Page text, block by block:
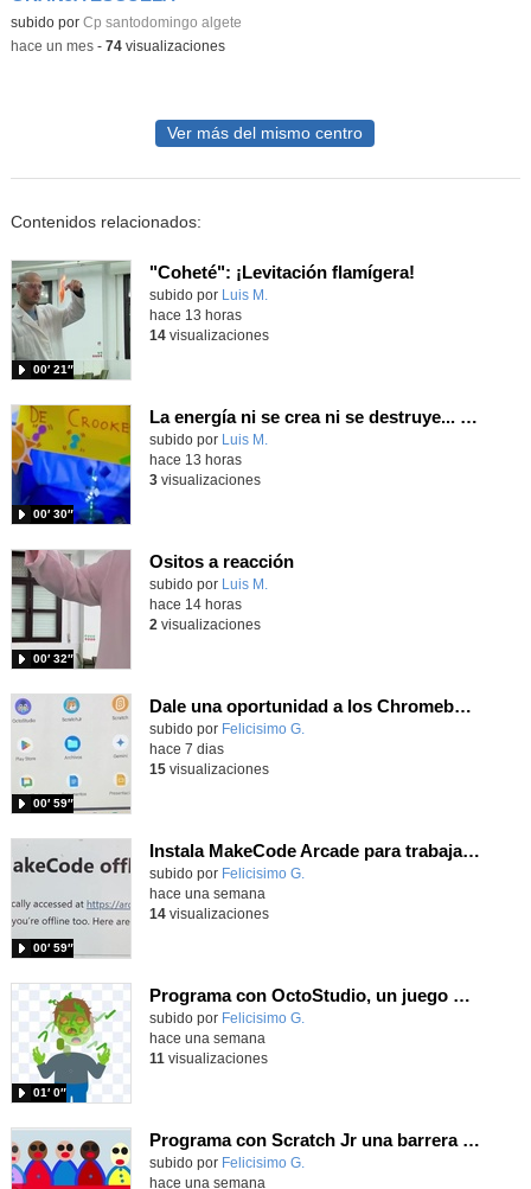
subido por Cp santodomingo algete
-hace un mes- 74visualizaciones
Ver más del mismo centro
Contenidos relacionados:
"Coheté": ¡Levitación flamígera!
Contenido educativo.
subido por Luis M.
00′ 21″
hace 13 horas
14visualizaciones
La energía ni se crea ni se destruye... ¡se experimenta! El Tierno en la Feria Madrid es Ciencia 2026
Contenido educativo.
subido por Luis M.
00′ 30″
hace 13 horas
3visualizaciones
Ositos a reacción
Contenido educativo.
subido por Luis M.
00′ 32″
hace 14 horas
2 visualizaciones
Dale una oportunidad a los Chromebooks y utiliza un proyector para realizar talleres si no tienes pantallas táctiles
Contenido educativo.
subido por Felicisimo G.
00′ 59″
hace 7 dias
15visualizaciones
Instala MakeCode Arcade para trabajar offline en tu tablet, ordenador, Chromebook
Contenido educativo.
subido por Felicisimo G.
00′ 59″
hace una semana
14visualizaciones
Programa con OctoStudio, un juego homenajeando al House of the dead con Zombies
Contenido educativo.
subido por Felicisimo G.
01′ 0″
hace una semana
11 visualizaciones
Programa con Scratch Jr una barrera que se desplaza para dar sensación de movimiento
Contenido educativo.
subido por Felicisimo G.
hace una semana